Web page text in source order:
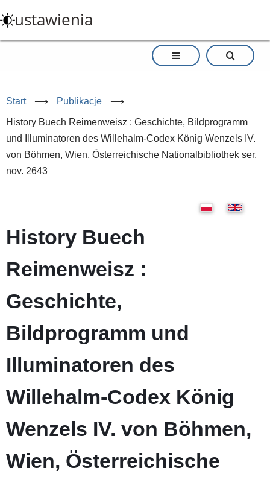
do
treści
ustawienia
Start ⟶ Publikacje ⟶
History Buech Reimenweisz : Geschichte, Bildprogramm
und Illuminatoren des Willehalm-Codex König Wenzels IV.
von Böhmen, Wien, Österreichische Nationalbibliothek ser.
nov. 2643
History Buech
Reimenweisz :
Geschichte,
Bildprogramm und
Illuminatoren des
Willehalm-Codex König
Wenzels IV. von Böhmen,
Wien, Österreichische